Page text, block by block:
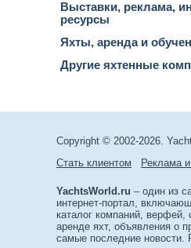
Выставки, реклама,
ресурсы
Яхты, аренда и
Другие яхтенные
Copyright © 2002-2026.
Стать клиентом
Реклама
YachtsWorld.ru – один из
интернет-портал,
каталог компаний,
аренде яхт, объявления о
самые последние новости.